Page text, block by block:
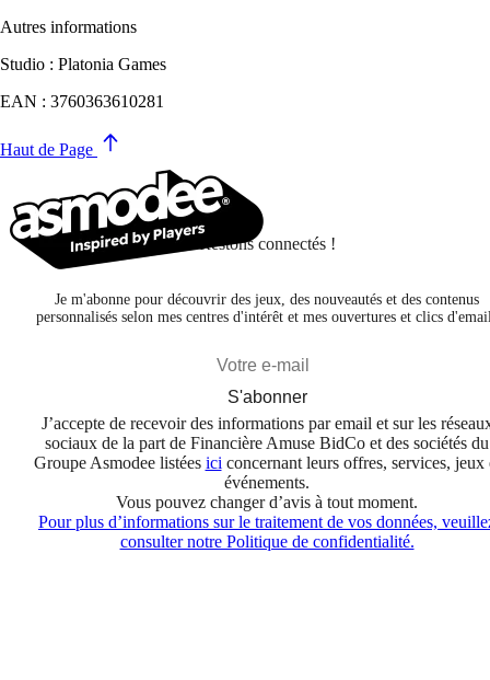
Autres informations
Studio : Platonia Games
EAN : 3760363610281
Haut de Page
Restons connectés !
Je m'abonne pour découvrir des jeux, des nouveautés et des contenus
personnalisés selon mes centres d'intérêt et mes ouvertures et clics
S'abonner
J’accepte de recevoir des informations par email et sur les
sociaux de la part de Financière Amuse BidCo et des sociétés du
Groupe Asmodee listées ici concernant leurs offres, services, jeux
événements.
Vous pouvez changer d’avis à tout moment.
Pour plus d’informations sur le traitement de vos données,
consulter notre Politique de confidentialité.